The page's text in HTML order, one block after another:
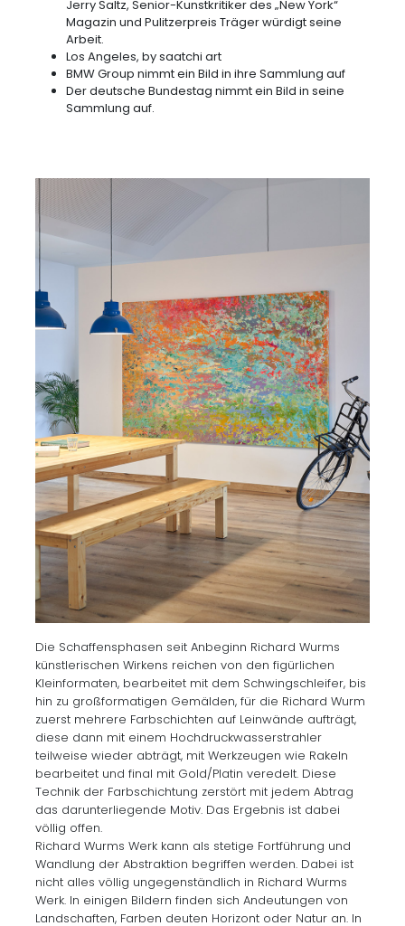
Jerry Saltz, Senior-Kunstkritiker des „New York“
Magazin und Pulitzerpreis Träger würdigt seine
Arbeit.
Los Angeles, by saatchi art
BMW Group nimmt ein Bild in ihre Sammlung auf
Der deutsche Bundestag nimmt ein Bild in seine
Sammlung auf.
Die Schaffensphasen seit Anbeginn Richard Wurms
künstlerischen Wirkens reichen von den figürlichen
Kleinformaten, bearbeitet mit dem Schwingschleifer, bis
hin zu großformatigen Gemälden, für die Richard Wurm
zuerst mehrere Farbschichten auf Leinwände aufträgt,
diese dann mit einem Hochdruckwasserstrahler
teilweise wieder abträgt, mit Werkzeugen wie Rakeln
bearbeitet und final mit Gold/Platin veredelt. Diese
Technik der Farbschichtung zerstört mit jedem Abtrag
das darunterliegende Motiv. Das Ergebnis ist dabei
völlig offen.
Richard Wurms Werk kann als stetige Fortführung und
Wandlung der Abstraktion begriffen werden. Dabei ist
nicht alles völlig ungegenständlich in Richard Wurms
Werk. In einigen Bildern finden sich Andeutungen von
Landschaften, Farben deuten Horizont oder Natur an. In